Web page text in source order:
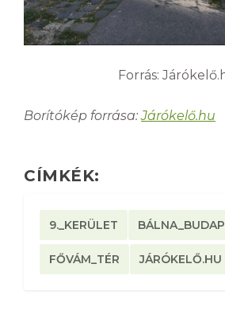
Forrás:
Borítókép forrása:Járókelő.hu
CÍMKÉK:
9._KERÜLET
FŐVÁM_TÉR JÁRÓKELŐ.HU